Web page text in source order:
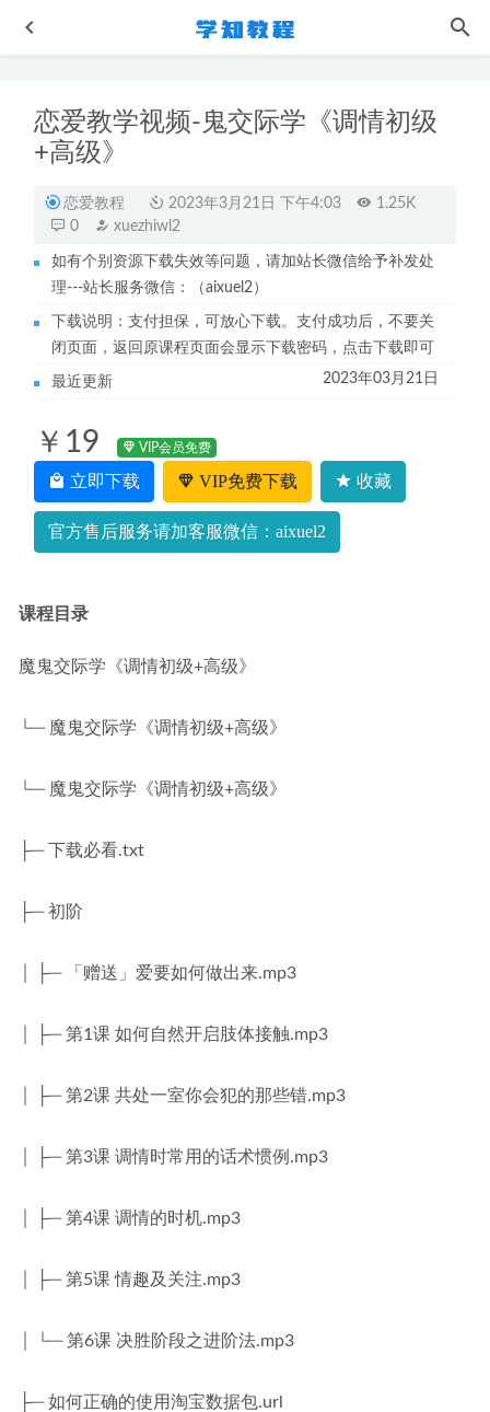
恋爱教学视频-鬼交际学《调情初级
+高级》
恋爱教程 2023年3月21日 下午4:03
1.25K
0
xuezhiwl2
如有个别资源下载失效等问题，请加站长微信给予补发处
理---站长服务微信：（aixuel2）
下载说明：支付担保，可放心下载。支付成功后，不要关
闭页面，返回原课程页面会显示下载密码，点击下载即可
最近更新 2023年03月21日
￥19 VIP会员免费
立即下载 VIP免费下载 收藏
官方售后服务请加客服微信：aixuel2
课程目录
魔鬼交际学《调情初级+高级》
└─ 魔鬼交际学《调情初级+高级》
└─ 魔鬼交际学《调情初级+高级》
├─ 下载必看.txt
├─ 初阶
│ ├─ 「赠送」爱要如何做出来.mp3
│ ├─ 第1课 如何自然开启肢体接触.mp3
│ ├─ 第2课 共处一室你会犯的那些错.mp3
│ ├─ 第3课 调情时常用的话术惯例.mp3
│ ├─ 第4课 调情的时机.mp3
│ ├─ 第5课 情趣及关注.mp3
│ └─ 第6课 决胜阶段之进阶法.mp3
├─ 如何正确的使用淘宝数据包.url
钟啸2024高三化学一二三轮复习全年班网课教程 2024-09-03
学而思赵紫涵小学英语教程50讲 乐学英语小升初总复习
2022-10-13
作业帮高中英语网课教程21年高考英语资料讲义+视频教程
2022-09-03
班）
2023-04-02
黄冈中学初中语文教程全套初一/初二/初三语文教学视频
2022-09-26